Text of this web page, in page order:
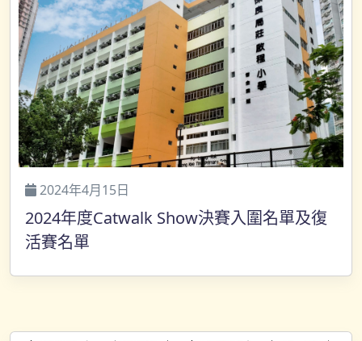
2024年4月15日
2024年度Catwalk Show決賽入圍名單及復
活賽名單